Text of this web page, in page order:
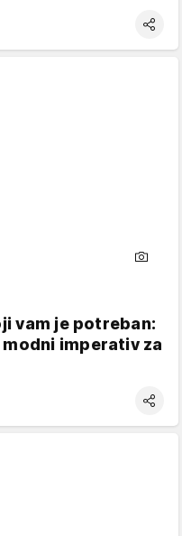
vam je potreban:
imperativ za